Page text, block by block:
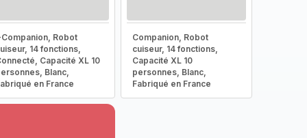
Robot
14 fonctions,
Capacité XL 10
Blanc,
en France
Companion, Robot
cuiseur, 14 fonctions,
Capacité XL 10
personnes, Blanc,
Fabriqué en France